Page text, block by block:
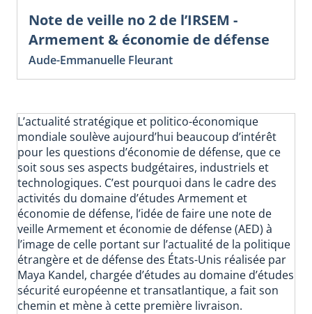
Note de veille no 2 de l’IRSEM -
Armement & économie de défense
Aude-Emmanuelle Fleurant
L’actualité stratégique et politico-économique
mondiale soulève aujourd’hui beaucoup d’intérêt
pour les questions d’économie de défense, que ce
soit sous ses aspects budgétaires, industriels et
technologiques. C’est pourquoi dans le cadre des
activités du domaine d’études Armement et
économie de défense, l’idée de faire une note de
veille Armement et économie de défense (AED) à
l’image de celle portant sur l’actualité de la politique
étrangère et de défense des États-Unis réalisée par
Maya Kandel, chargée d’études au domaine d’études
sécurité européenne et transatlantique, a fait son
chemin et mène à cette première livraison.